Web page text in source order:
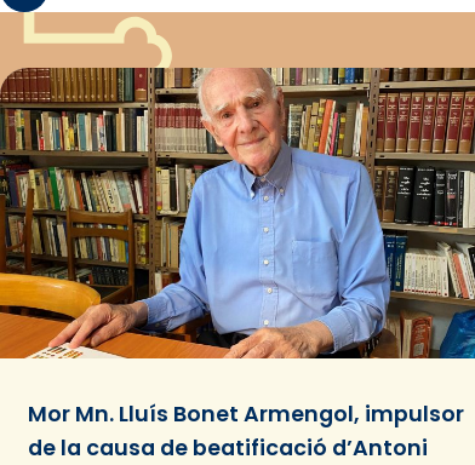
Mor Mn. Lluís Bonet Armengol, impulsor
de la causa de beatificació d’Antoni